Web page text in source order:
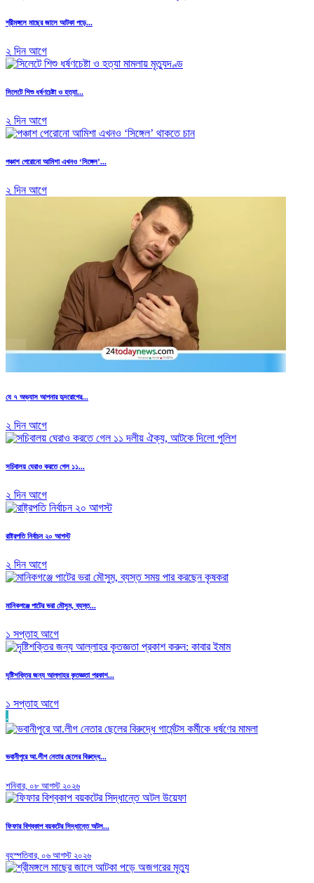
শ্রীমঙ্গলে মাছের জালে আটকা পড়ে...
২ দিন আগে
সিলেটে শিশু ধর্ষণচেষ্টা ও হত্যা...
২ দিন আগে
পঞ্চাশ পেরোনো আমিশা এখনও ‘সিঙ্গেল’...
২ দিন আগে
যে ৭ অভ্যাস আপনার হৃদরোগের...
২ দিন আগে
সচিবালয় ঘেরাও করতে গেল ১১...
২ দিন আগে
রাষ্ট্রপতি নির্বাচন ২০ আগস্ট
২ দিন আগে
মানিকগঞ্জে পাটের ভরা মৌসুম, ব্যস্ত...
১ সপ্তাহ আগে
দৃষ্টিশক্তির জন্য আল্লাহর কৃতজ্ঞতা প্রকাশ...
১ সপ্তাহ আগে
.
ভবানীপুরে আ.লীগ নেতার ছেলের বিরুদ্ধে...
শনিবার, ০৮ আগস্ট ২০২৬
ফিফার বিশ্বকাপ বয়কটের সিদ্ধান্তে অটল...
বৃহস্পতিবার, ০৬ আগস্ট ২০২৬